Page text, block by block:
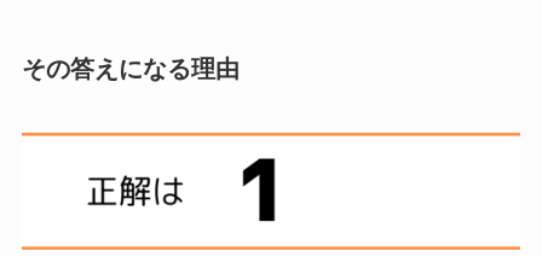
その答えになる理由